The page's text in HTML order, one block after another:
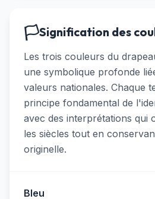
🏳️Signification des
Les trois couleurs du
une symbolique profonde
valeurs nationales. Chaque
principe fondamental de
avec des interprétations qui
les siècles tout en
originelle.
Bleu